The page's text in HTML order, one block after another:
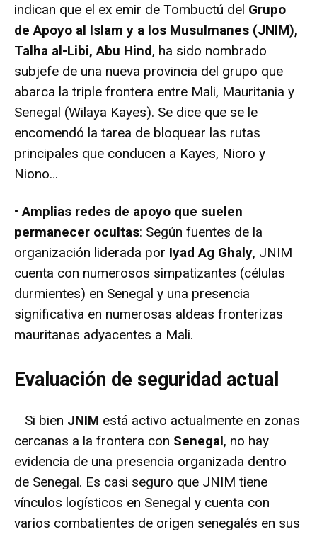
indican que el ex emir de Tombuctú del Grupo
de Apoyo al Islam y a los Musulmanes (JNIM),
Talha al-Libi, Abu Hind, ha sido nombrado
subjefe de una nueva provincia del grupo que
abarca la triple frontera entre Mali, Mauritania y
Senegal (Wilaya Kayes). Se dice que se le
encomendó la tarea de bloquear las rutas
principales que conducen a Kayes, Nioro y
Niono…
• Amplias redes de apoyo que suelen
permanecer ocultas: Según fuentes de la
organización liderada por Iyad Ag Ghaly, JNIM
cuenta con numerosos simpatizantes (células
durmientes) en Senegal y una presencia
significativa en numerosas aldeas fronterizas
mauritanas adyacentes a Mali.
Evaluación de seguridad actual
Si bien JNIM está activo actualmente en zonas
cercanas a la frontera con Senegal, no hay
evidencia de una presencia organizada dentro
de Senegal. Es casi seguro que JNIM tiene
vínculos logísticos en Senegal y cuenta con
varios combatientes de origen senegalés en sus